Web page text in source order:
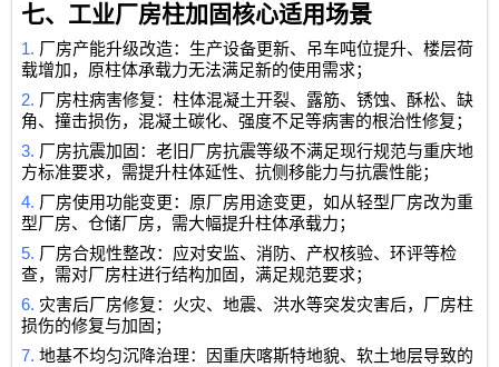
七、工业厂房柱加固核心适用场景
1. 厂房产能升级改造：生产设备更新、吊车吨位提升、楼层荷
载增加，原柱体承载力无法满足新的使用需求；
2. 厂房柱病害修复：柱体混凝土开裂、露筋、锈蚀、酥松、缺
角、撞击损伤，混凝土碳化、强度不足等病害的根治性修复；
3. 厂房抗震加固：老旧厂房抗震等级不满足现行规范与重庆地
方标准要求，需提升柱体延性、抗侧移能力与抗震性能；
4. 厂房使用功能变更：原厂房用途变更，如从轻型厂房改为重
型厂房、仓储厂房，需大幅提升柱体承载力；
5. 厂房合规性整改：应对安监、消防、产权核验、环评等检
查，需对厂房柱进行结构加固，满足规范要求；
6. 灾害后厂房修复：火灾、地震、洪水等突发灾害后，厂房柱
损伤的修复与加固；
7.地基不均匀沉降治理：因重庆喀斯特地貌、软土地层导致的